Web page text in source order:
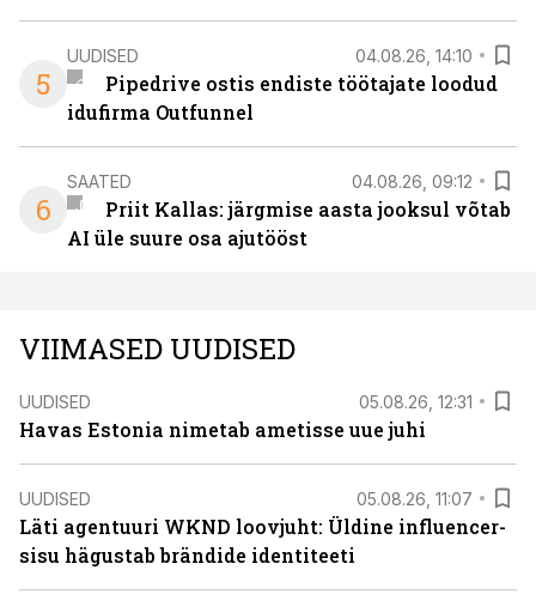
5
UUDISED 04.08.26, 14:10
Pipedrive ostis endiste töötajate loodud
idufirma Outfunnel
6
SAATED 04.08.26, 09:12
Priit Kallas: järgmise aasta jooksul võtab
AI üle suure osa ajutööst
VIIMASED UUDISED
UUDISED 05.08.26, 12:31
Havas Estonia nimetab ametisse uue juhi
UUDISED 05.08.26, 11:07
Läti agentuuri WKND loovjuht: Üldine influencer-
sisu hägustab brändide identiteeti